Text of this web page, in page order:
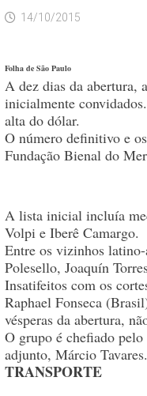
14/10/2015
Folha de São Paulo
A dez dias da abertura,
inicialmente
alta do dólar.
O número definitivo e
Fundação Bienal do
A lista inicial incluía
Volpi e Iberê Camargo.
Entre os vizinhos
Polesello, Joaquín
Insatifeitos com os
Raphael Fonseca
vésperas da abertura,
O grupo é chefiado
adjunto, Márcio
TRANSPORTE